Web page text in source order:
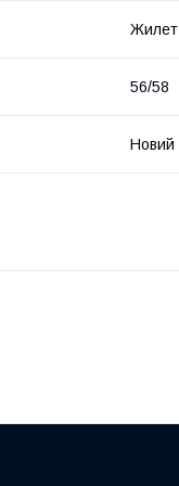
Жилет
56/58
Новий